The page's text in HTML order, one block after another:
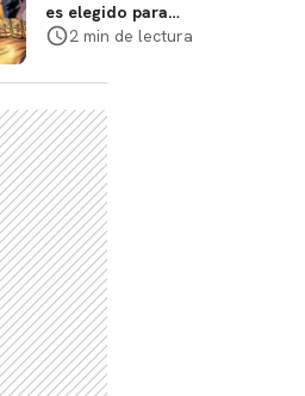
es elegido para
interpretar a
película
2 min de lectura